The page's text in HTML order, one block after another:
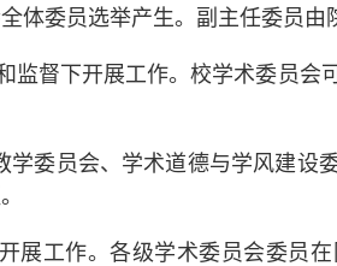
体委员选举产生。副主任委员由
监督下开展工作。校学术委员会
学委员会、学术道德与学风建设
。
展工作。各级学术委员会委员